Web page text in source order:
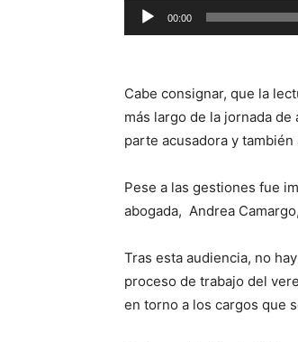
Reproductor
de
00:00
Cabe consignar, que la
más largo de la jornada
parte acusadora y también
Pese a las gestiones fue
abogada, Andrea
Tras esta audiencia, no
proceso de trabajo del
en torno a los cargos que